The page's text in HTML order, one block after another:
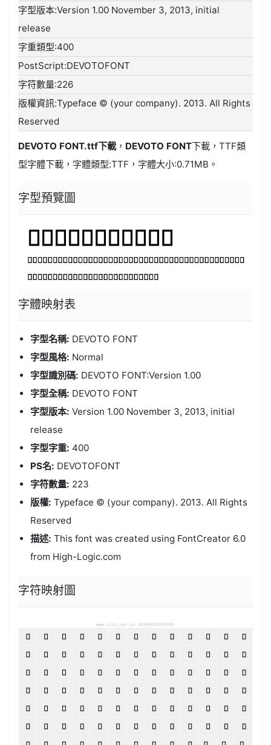
字型版本:Version 1.00 November 3, 2013, initial
release
字重類型:400
PostScript:DEVOTOFONT
字符數量:226
版權資訊:Typeface © (your company). 2013. All Rights
Reserved
DEVOTO FONT.ttf下載， DEVOTO FONT下載，TTF類
型字體下載，字體類型:TTF ，字體大小:0.71MB。
字型預覽圖
字體映射表
字型名稱: DEVOTO FONT
字型風格: Normal
字型識別碼: DEVOTO FONT:Version 1.00
字型全稱: DEVOTO FONT
字型版本: Version 1.00 November 3, 2013, initial
release
字型字重: 400
PS名: DEVOTOFONT
字符數量: 223
版權: Typeface © (your company). 2013. All Rights
Reserved
描述: This font was created using FontCreator 6.0
from High-Logic.com
字符映射圖